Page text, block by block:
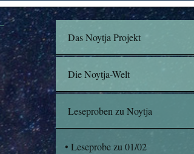
Das Noytja Projekt
Die Noytja-Welt
Leseproben zu Noytja
Leseprobe zu 01/02